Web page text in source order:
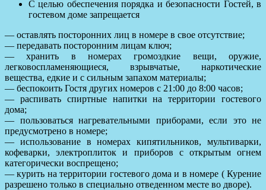
С целью обеспечения порядка и безопасности Гостей, в
гостевом доме запрещается
— оставлять посторонних лиц в номере в свое отсутствие;
— передавать посторонним лицам ключ;
— хранить в номерах громоздкие вещи, оружие,
легковоспламеняющиеся, взрывчатые, наркотические
вещества, едкие и с сильным запахом материалы;
— беспокоить Гостя других номеров с 21:00 до 8:00 часов;
— распивать спиртные напитки на территории гостевого
дома;
— пользоваться нагревательными приборами, если это не
предусмотрено в номере;
— использование в номерах кипятильников, мультиварки,
кофеварки, электроплиток и приборов с открытым огнем
категорически воспрещено;
— курить на территории гостевого дома и в номере ( Курение
разрешено только в специально отведенном месте во дворе).